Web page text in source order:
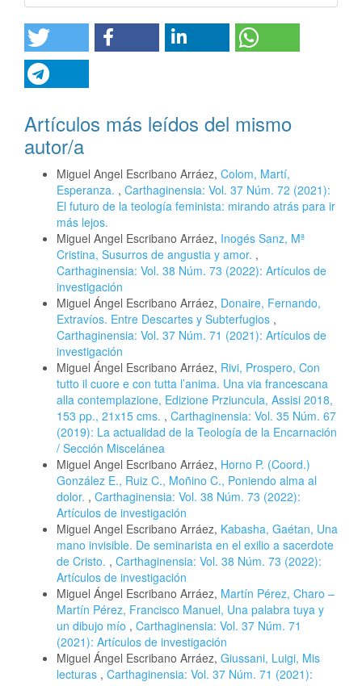
Artículos más leídos del mismo
autor/a
Miguel Angel Escribano Arráez, Colom, Martí,
Esperanza. , Carthaginensia: Vol. 37 Núm. 72 (2021):
El futuro de la teología feminista: mirando atrás para ir
más lejos.
Miguel Angel Escribano Arráez, Inogés Sanz, Mª
Cristina, Susurros de angustia y amor. ,
Carthaginensia: Vol. 38 Núm. 73 (2022): Artículos de
investigación
Miguel Ángel Escribano Arráez, Donaire, Fernando,
Extravíos. Entre Descartes y Subterfugios ,
Carthaginensia: Vol. 37 Núm. 71 (2021): Artículos de
investigación
Miguel Ángel Escribano Arráez, Rivi, Prospero, Con
tutto il cuore e con tutta l’anima. Una via francescana
alla contemplazione, Edizione Prziuncula, Assisi 2018,
153 pp., 21x15 cms. , Carthaginensia: Vol. 35 Núm. 67
(2019): La actualidad de la Teología de la Encarnación
/ Sección Miscelánea
Miguel Angel Escribano Arráez, Horno P. (Coord.)
González E., Ruiz C., Moñino C., Poniendo alma al
dolor. , Carthaginensia: Vol. 38 Núm. 73 (2022):
Artículos de investigación
Miguel Angel Escribano Arráez, Kabasha, Gaétan, Una
mano invisible. De seminarista en el exilio a sacerdote
de Cristo. , Carthaginensia: Vol. 38 Núm. 73 (2022):
Artículos de investigación
Miguel Ángel Escribano Arráez, Martín Pérez, Charo –
Martín Pérez, Francisco Manuel, Una palabra tuya y
un dibujo mío , Carthaginensia: Vol. 37 Núm. 71
(2021): Artículos de investigación
Miguel Ángel Escribano Arráez, Giussani, Luigi, Mis
lecturas , Carthaginensia: Vol. 37 Núm. 71 (2021):